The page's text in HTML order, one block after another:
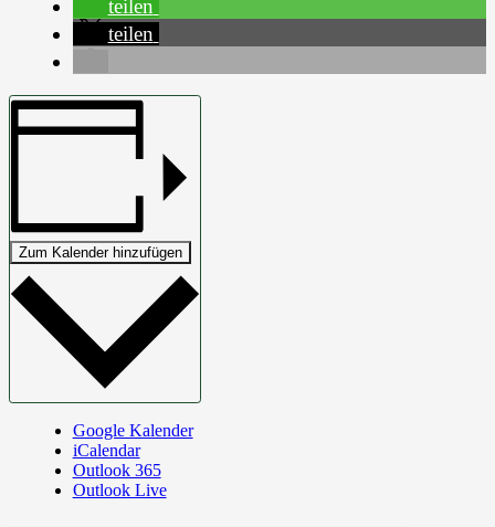
teilen
teilen
Zum Kalender hinzufügen
Google Kalender
iCalendar
Outlook 365
Outlook Live